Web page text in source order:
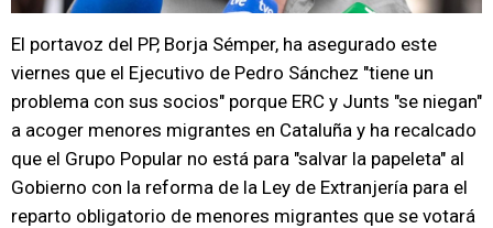
El portavoz del PP, Borja Sémper, ha asegurado este
viernes que el Ejecutivo de Pedro Sánchez "tiene un
problema con sus socios" porque ERC y Junts "se niegan"
a acoger menores migrantes en Cataluña y ha recalcado
que el Grupo Popular no está para "salvar la papeleta" al
Gobierno con la reforma de la Ley de Extranjería para el
reparto obligatorio de menores migrantes que se votará